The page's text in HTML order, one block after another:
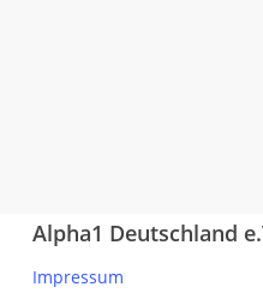
Alpha1 Deutschland
Impressum